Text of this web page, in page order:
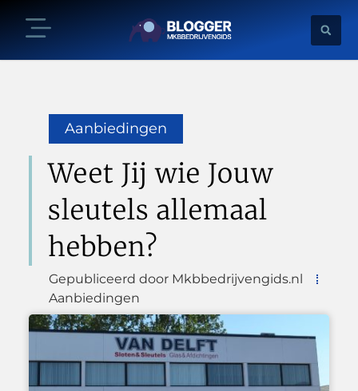
Aanbiedingen
Weet Jij wie Jouw
sleutels allemaal
hebben?
Gepubliceerd door Mkbbedrijvengids.nl
Aanbiedingen